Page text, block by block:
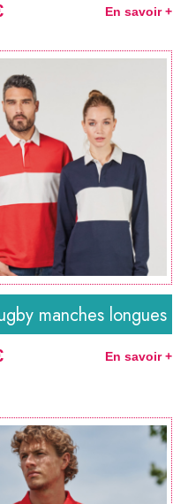
En savoir +
manches longues
En savoir +